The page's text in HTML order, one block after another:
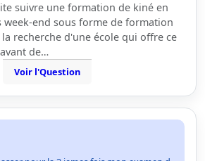
suivre une formation de kiné en
week-end sous forme de formation
recherche d'une école qui offre ce
de…
Voir l'Question